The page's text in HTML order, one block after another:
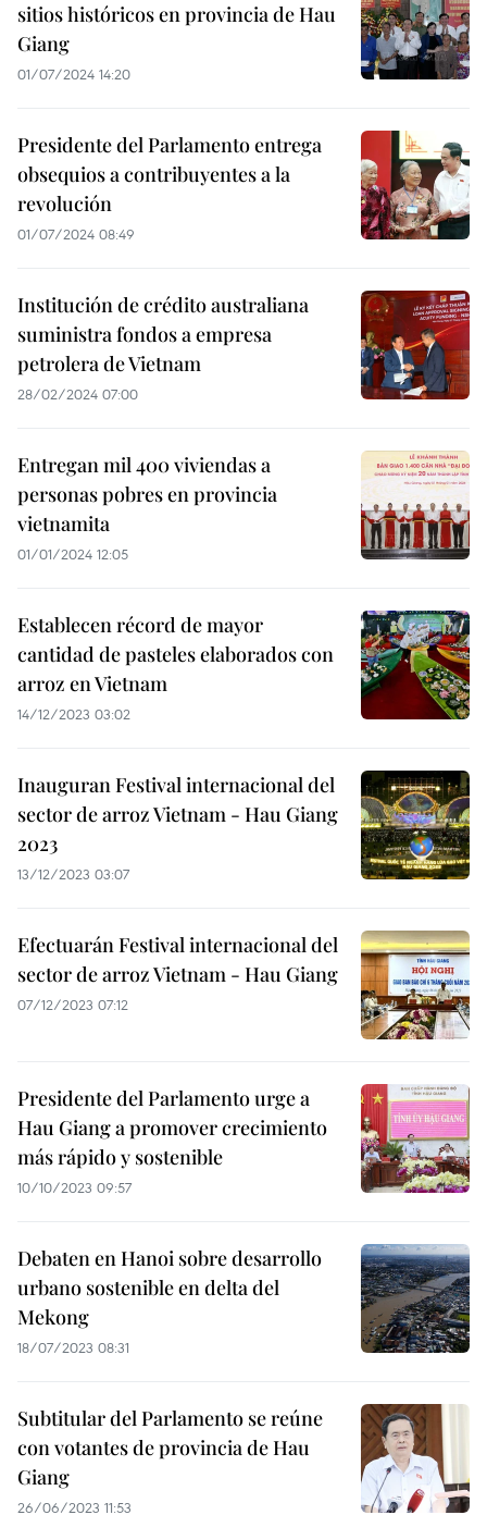
sitios históricos en provincia de Hau
Giang
01/07/2024 14:20
Presidente del Parlamento entrega
obsequios a contribuyentes a la
revolución
01/07/2024 08:49
Institución de crédito australiana
suministra fondos a empresa
petrolera de Vietnam
28/02/2024 07:00
Entregan mil 400 viviendas a
personas pobres en provincia
vietnamita
01/01/2024 12:05
Establecen récord de mayor
cantidad de pasteles elaborados con
arroz en Vietnam
14/12/2023 03:02
Inauguran Festival internacional del
sector de arroz Vietnam - Hau Giang
2023
13/12/2023 03:07
Efectuarán Festival internacional del
sector de arroz Vietnam - Hau Giang
07/12/2023 07:12
Presidente del Parlamento urge a
Hau Giang a promover crecimiento
más rápido y sostenible
10/10/2023 09:57
Debaten en Hanoi sobre desarrollo
urbano sostenible en delta del
Mekong
18/07/2023 08:31
Subtitular del Parlamento se reúne
con votantes de provincia de Hau
Giang
26/06/2023 11:53